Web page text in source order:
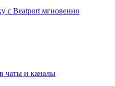
с Beatport мгновенно
чаты и каналы